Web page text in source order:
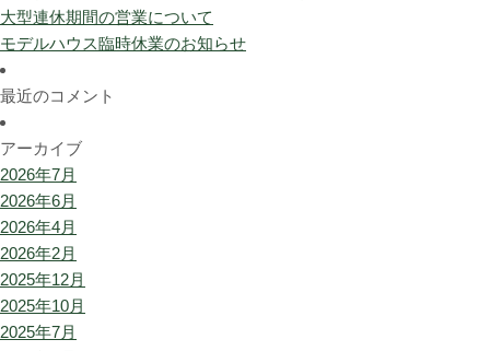
大型連休期間の営業について
モデルハウス臨時休業のお知らせ
最近のコメント
アーカイブ
2026年7月
2026年6月
2026年4月
2026年2月
2025年12月
2025年10月
2025年7月